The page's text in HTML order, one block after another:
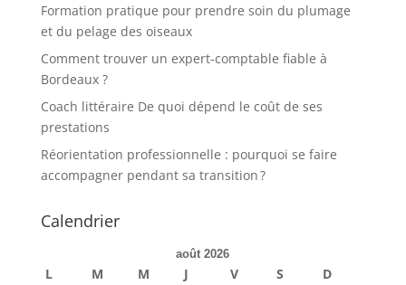
Formation pratique pour prendre soin du plumage
et du pelage des oiseaux
Comment trouver un expert-comptable fiable à
Bordeaux ?
Coach littéraire De quoi dépend le coût de ses
prestations
Réorientation professionnelle : pourquoi se faire
accompagner pendant sa transition ?
Calendrier
août 2026
L M M J V S D